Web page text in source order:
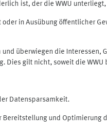
ist, der die WWU
in Ausübung öffentlicher
überwiegen die
Dies gilt nicht, soweit die
Datensparsamkeit.
und